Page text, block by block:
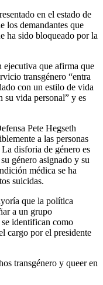
en el estado de
los demandantes que
ha sido bloqueado por la
que afirma que
transgénero “entra
con un estilo de vida
su vida personal” y es
Pete Hegseth
a las personas
disforia de género es
género asignado y su
médica se ha
suicidas.
que la política
a un grupo
identifican como
cargo por el presidente
transgénero y queer en